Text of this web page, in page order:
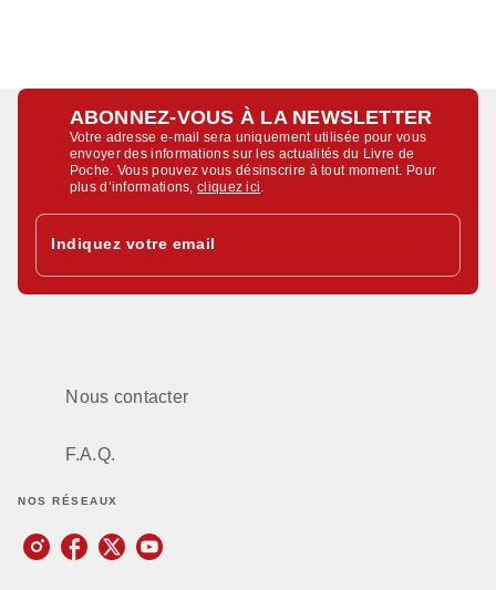
ABONNEZ-VOUS À LA NEWSLETTER
Votre adresse e-mail sera uniquement utilisée pour vous
envoyer des informations sur les actualités du Livre de
Poche. Vous pouvez vous désinscrire à tout moment. Pour
plus d’informations,cliquez ici
Indiquez votre email
Nous contacter
F.A.Q.
NOS RÉSEAUX